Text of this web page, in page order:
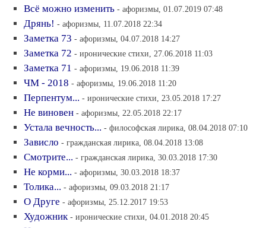
Всё можно изменить - афоризмы, 01.07.2019 07:48
Дрянь! - афоризмы, 11.07.2018 22:34
Заметка 73 - афоризмы, 04.07.2018 14:27
Заметка 72 - иронические стихи, 27.06.2018 11:03
Заметка 71 - афоризмы, 19.06.2018 11:39
ЧМ - 2018 - афоризмы, 19.06.2018 11:20
Перпентум... - иронические стихи, 23.05.2018 17:27
Не виновен - афоризмы, 22.05.2018 22:17
Устала вечность... - философская лирика, 08.04.2018 07:10
Зависло - гражданская лирика, 08.04.2018 13:08
Смотрите... - гражданская лирика, 30.03.2018 17:30
Не корми... - афоризмы, 30.03.2018 18:37
Толика... - афоризмы, 09.03.2018 21:17
О Друге - афоризмы, 25.12.2017 19:53
Художник - иронические стихи, 04.01.2018 20:45